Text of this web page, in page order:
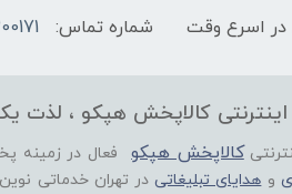
در اسرع وقت شماره تماس:
کالاپخش هپکو ، لذت
کالاپخش هپکو فعال در
وهدایای تبلیغاتیدر تهران خدماتی